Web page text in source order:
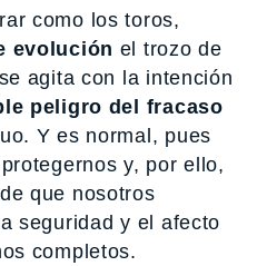
como los toros,
evolución el trozo de
agita con la intención
peligro del fracaso
Y es normal, pues
y, por ello,
que nosotros
seguridad y el afecto
completos.